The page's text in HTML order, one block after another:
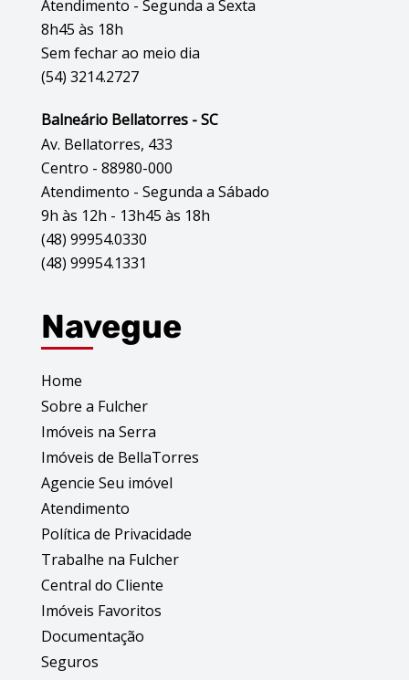
Atendimento - Segunda a Sexta
8h45 às 18h
Sem fechar ao meio dia
(54) 3214.2727
Balneário Bellatorres - SC
Av. Bellatorres, 433
Centro - 88980-000
Atendimento - Segunda a Sábado
9h às 12h - 13h45 às 18h
(48) 99954.0330
(48) 99954.1331
Navegue
Home
Sobre a Fulcher
Imóveis na Serra
Imóveis de BellaTorres
Agencie Seu imóvel
Atendimento
Política de Privacidade
Trabalhe na Fulcher
Central do Cliente
Imóveis Favoritos
Documentação
Seguros